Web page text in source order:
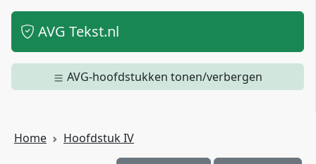
AVG Tekst.nl
AVG-hoofdstukken tonen/verbergen
Home Hoofdstuk IV